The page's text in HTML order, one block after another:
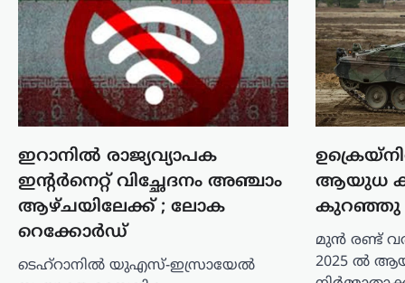
ഇറാനിൽ രാജ്യവ്യാപക
ഇന്റർനെറ്റ് വിച്ഛേദനം അഞ്ചാം
ആഴ്ചയിലേക്ക് ; ലോക
റെക്കോർഡ്
ടെഹ്‌റാനിൽ യുഎസ്-ഇസ്രായേൽ
ആയുധ
കുറഞ്ഞു
മുൻ രണ്ട്
2025 ൽ
അഭിപ്രായപ്പെട്ടു. നിഖാബ് ധരിക്കുന്നത്
വ്യക്തിസ്വാതന്ത്ര്യത്തിന്റെ ഭാഗമാണെന്ന
വാദത്തോട് യോജിക്കാനാകില്ലെന്നും,
അത് സ്ത്രീകളെ…
അന്താരാഷ്ട്രം ,ട്രെൻഡിംഗ് ലേറ്റസ്റ്റ് ന്യൂസ്
വാണിജ്യ കപ്പലുകൾക്ക്
പുതിയ റൂട്ട്;
ഹോർമുസിൽ ഇറാനും
ഒമാനും
ന്യൂസ് ഡെസ്ക് ഓഗസ്റ്റ്‌ 6, 2026